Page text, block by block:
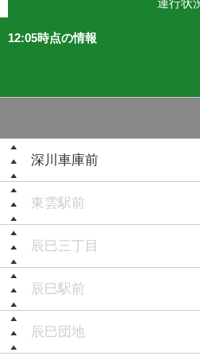
運行状
12:05時点の情報
深川車庫前
東雲駅前
辰巳三丁目
辰巳駅前
辰巳団地